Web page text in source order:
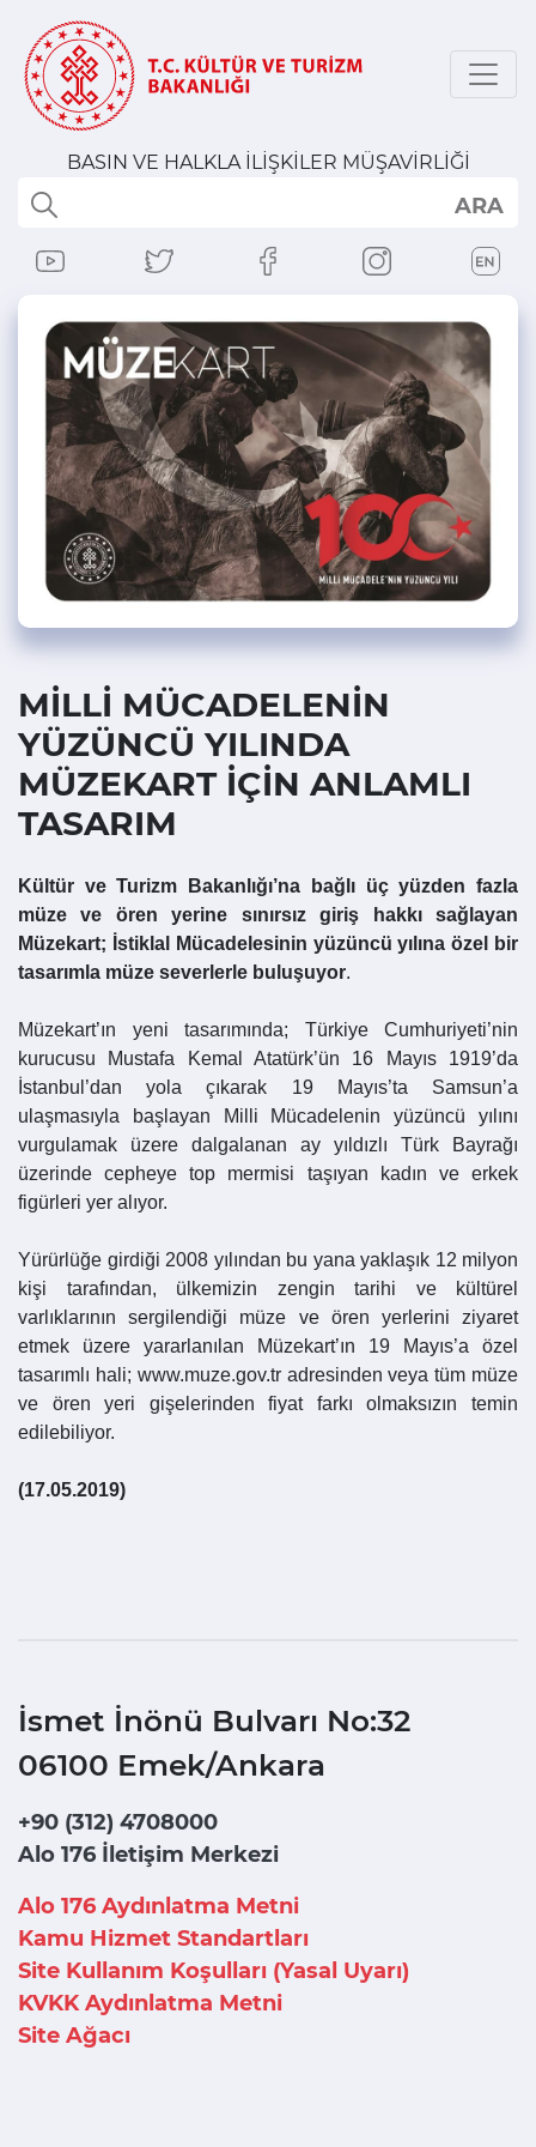
BASIN VE HALKLA İLİŞKİLER MÜŞAVİRLİĞİ
ARA
MİLLİ MÜCADELENİN
YÜZÜNCÜ YILINDA
MÜZEKART İÇİN ANLAMLI
TASARIM
Kültür ve Turizm Bakanlığı’na bağlı üç yüzden fazla
müze ve ören yerine sınırsız giriş hakkı sağlayan
Müzekart; İstiklal Mücadelesinin yüzüncü yılına özel bir
tasarımla müze severlerle buluşuyor.
Müzekart’ın yeni tasarımında; Türkiye Cumhuriyeti’nin
kurucusu Mustafa Kemal Atatürk’ün 16 Mayıs 1919’da
İstanbul’dan yola çıkarak 19 Mayıs’ta Samsun’a
ulaşmasıyla başlayan Milli Mücadelenin yüzüncü yılını
vurgulamak üzere dalgalanan ay yıldızlı Türk Bayrağı
üzerinde cepheye top mermisi taşıyan kadın ve erkek
figürleri yer alıyor.
Yürürlüğe girdiği 2008 yılından bu yana yaklaşık 12 milyon
kişi tarafından, ülkemizin zengin tarihi ve kültürel
varlıklarının sergilendiği müze ve ören yerlerini ziyaret
etmek üzere yararlanılan Müzekart’ın 19 Mayıs’a özel
tasarımlı hali; www.muze.gov.tr adresinden veya tüm müze
ve ören yeri gişelerinden fiyat farkı olmaksızın temin
edilebiliyor.
(17.05.2019)
İsmet İnönü Bulvarı No:32
06100 Emek/Ankara
+90 (312) 4708000
Alo 176 İletişim Merkezi
Alo 176 Aydınlatma Metni
Kamu Hizmet Standartları
Site Kullanım Koşulları (Yasal Uyarı)
KVKK Aydınlatma Metni
Site Ağacı